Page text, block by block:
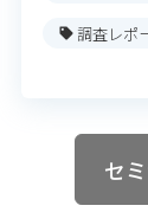
調査レポ
セ